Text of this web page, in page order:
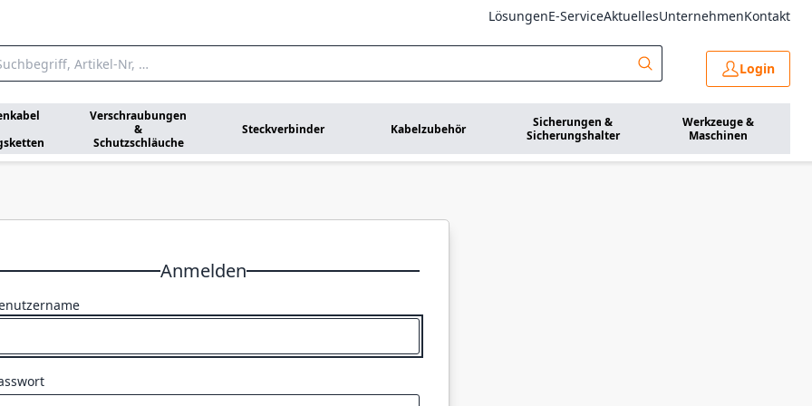
LösungenE-ServiceAktuellesUnternehmenKontakt
Login
Verschraubungen
&
Schutzschläuche
Steckverbinder Kabelzubehör
Sicherungen &
Sicherungshalter
Werkzeuge &
Maschinen
Anmelden